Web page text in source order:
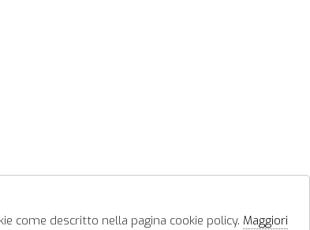
come descritto nella pagina cookie policy. Maggiori